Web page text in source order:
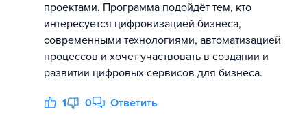
проектами. Программа подойдёт тем, кто
интересуется цифровизацией бизнеса,
современными технологиями, автоматизацией
процессов и хочет участвовать в создании и
развитии цифровых сервисов для бизнеса.
1 0 Ответить